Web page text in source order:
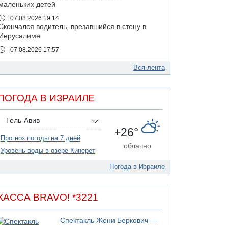
детей
07.08.2026 19:14
водитель, врезавшийся в стену в
Иерусалиме
07.08.2026 17:57
подозреваемого в коррупционных
с Йоавом Элиаси
07.08.2026 17:51
БАГАЦ отказался заморозить лишение
налоговых льгот для уклонистов-харедим
07.08.2026 17:48
В Иерусалиме водитель врезался в забор и
07.08.2026 13:47
армия сообщила о ранении
Вся лента
В ИЗРАИЛЕ
Тель-Авив
Прогноз погоды на 7 дней
Уровень воды в озере Кинерет
+26°
облачно
Погода в Израиле
BRAVO! *3221
Спектакль Жени Беркович —